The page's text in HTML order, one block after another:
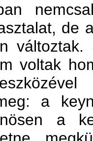
de
voltak
a
a